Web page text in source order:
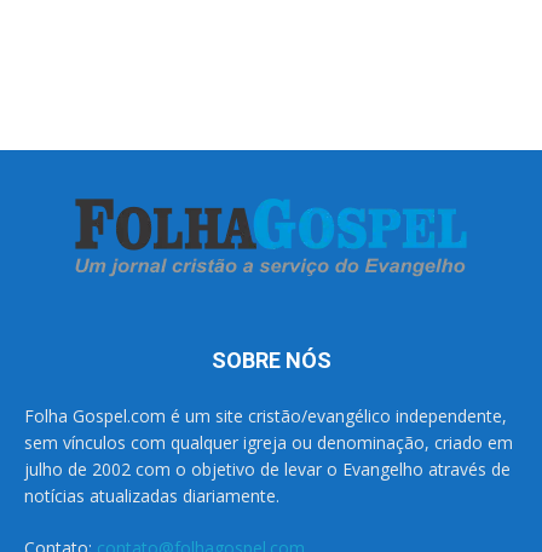
SOBRE NÓS
Folha Gospel.com é um site cristão/evangélico independente,
sem vínculos com qualquer igreja ou denominação, criado em
julho de 2002 com o objetivo de levar o Evangelho através de
notícias atualizadas diariamente.
Contato: contato@folhagospel.com